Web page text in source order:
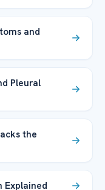
and
Pleural
the
Explained